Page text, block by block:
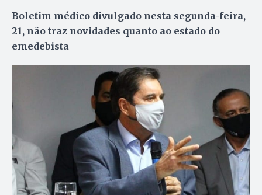
Boletim médico divulgado nesta segunda-feira,
21, não traz novidades quanto ao estado do
emedebista